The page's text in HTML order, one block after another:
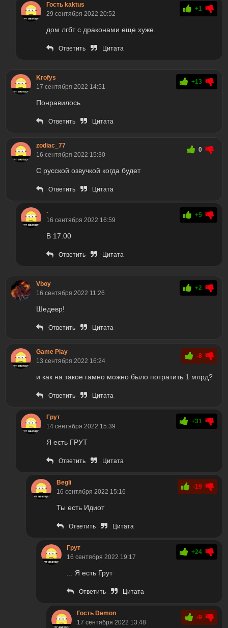
Гость kaktus
29 сентября 2022 20:52
+1
дом лгбт с драконами еще хуже.
Ответить Цитата
Krofys
17 сентября 2022 14:51
+13
Понравилось
Ответить Цитата
zodiac_77
16 сентября 2022 15:30
0
С русской озвучкой когда будет
Ответить Цитата
.
16 сентября 2022 16:59
+5
В 17.00
Ответить Цитата
Vboy
16 сентября 2022 11:26
+2
Шедевр!
Ответить Цитата
Game Play
13 сентября 2022 16:24
-8
и как на такое гамно можно было потратить 1 млрд?
Ответить Цитата
Грут
14 сентября 2022 15:39
+31
Я есть ГРУТ
Ответить Цитата
Begli
16 сентября 2022 15:16
-19
Ты есть Идиот
Ответить Цитата
Грут
16 сентября 2022 19:17
+24
... Я есть Грут
Ответить Цитата
Гость Demon
17 сентября 2022 13:48
-9